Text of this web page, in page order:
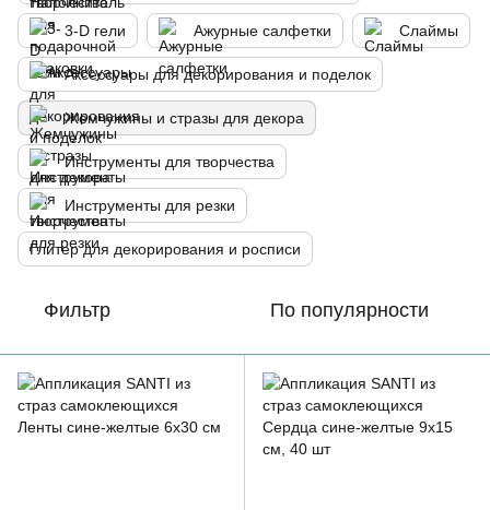
3-D гели Ажурные салфетки Слаймы
Аксессуары для декорирования и поделок
Жемчужины и стразы для декора
Инструменты для творчества
Инструменты для резки
Глитер для декорирования и росписи
Фильтр По популярности